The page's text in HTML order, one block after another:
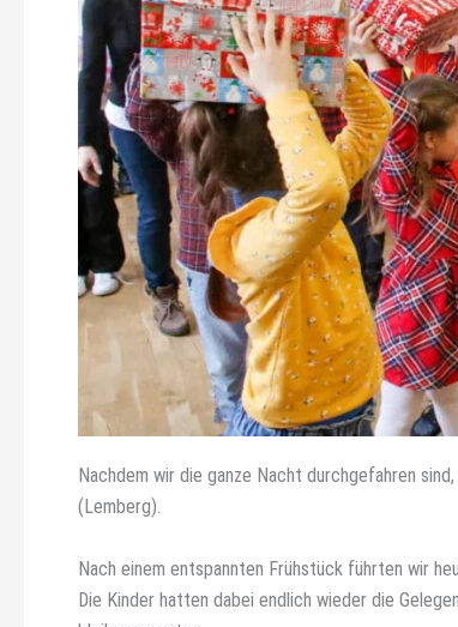
Nachdem wir die ganze Nacht durchgefahren
(Lemberg).
Nach einem entspannten Frühstück führten wir
Die Kinder hatten dabei endlich wieder die